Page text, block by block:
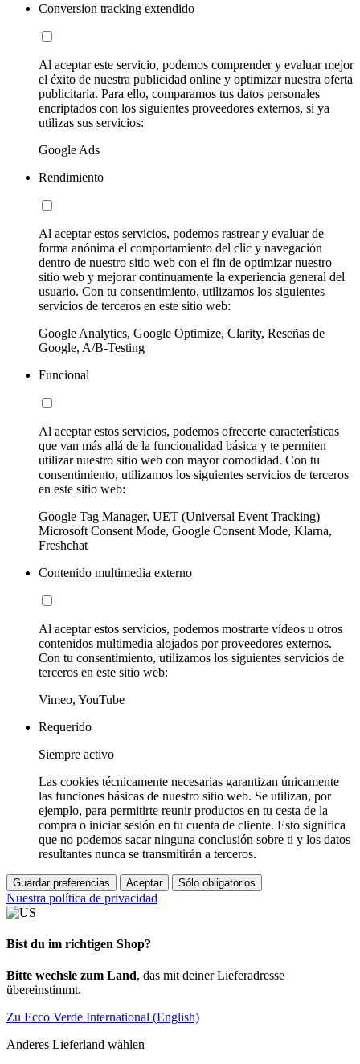
Conversion tracking extendido
Al aceptar este servicio, podemos comprender y evaluar mejor
el éxito de nuestra publicidad online y optimizar nuestra oferta
publicitaria. Para ello, comparamos tus datos personales
encriptados con los siguientes proveedores externos, si ya
utilizas sus servicios:
Google Ads
Rendimiento
Al aceptar estos servicios, podemos rastrear y evaluar de
forma anónima el comportamiento del clic y navegación
dentro de nuestro sitio web con el fin de optimizar nuestro
sitio web y mejorar continuamente la experiencia general del
usuario. Con tu consentimiento, utilizamos los siguientes
servicios de terceros en este sitio web:
Google Analytics, Google Optimize, Clarity, Reseñas de
Google, A/B-Testing
Funcional
Al aceptar estos servicios, podemos ofrecerte características
que van más allá de la funcionalidad básica y te permiten
utilizar nuestro sitio web con mayor comodidad. Con tu
consentimiento, utilizamos los siguientes servicios de terceros
en este sitio web:
Google Tag Manager, UET (Universal Event Tracking)
Microsoft Consent Mode, Google Consent Mode, Klarna,
Freshchat
Contenido multimedia externo
Al aceptar estos servicios, podemos mostrarte vídeos u otros
contenidos multimedia alojados por proveedores externos.
Con tu consentimiento, utilizamos los siguientes servicios de
terceros en este sitio web:
Vimeo, YouTube
Requerido
Siempre activo
Las cookies técnicamente necesarias garantizan únicamente
las funciones básicas de nuestro sitio web. Se utilizan, por
ejemplo, para permitirte reunir productos en tu cesta de la
compra o iniciar sesión en tu cuenta de cliente. Esto significa
que no podemos sacar ninguna conclusión sobre ti y los datos
resultantes nunca se transmitirán a terceros.
Guardar preferencias Aceptar Sólo obligatorios
Nuestra política de privacidad
Bist du im richtigen Shop?
Bitte wechsle zum Land, das mit deiner Lieferadresse
übereinstimmt.
Zu Ecco Verde International (English)
Anderes Lieferland wählen